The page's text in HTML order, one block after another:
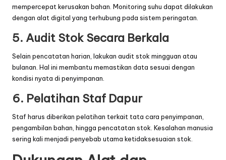
mempercepat kerusakan bahan. Monitoring suhu dapat dilakukan
dengan alat digital yang terhubung pada sistem peringatan.
5. Audit Stok Secara Berkala
Selain pencatatan harian, lakukan audit stok mingguan atau
bulanan. Hal ini membantu memastikan data sesuai dengan
kondisi nyata di penyimpanan.
6. Pelatihan Staf Dapur
Staf harus diberikan pelatihan terkait tata cara penyimpanan,
pengambilan bahan, hingga pencatatan stok. Kesalahan manusia
sering kali menjadi penyebab utama ketidaksesuaian stok.